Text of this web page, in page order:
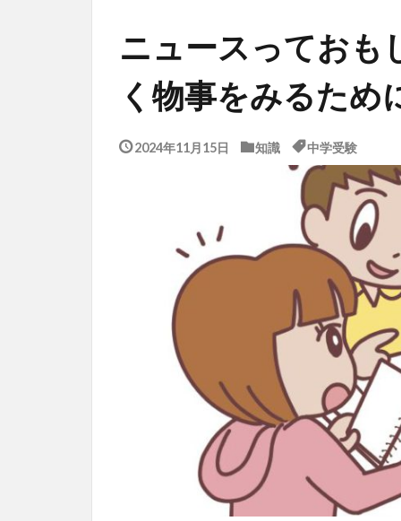
ニュースっておも
く物事をみるため
2024年11月15日 知識 中学受験